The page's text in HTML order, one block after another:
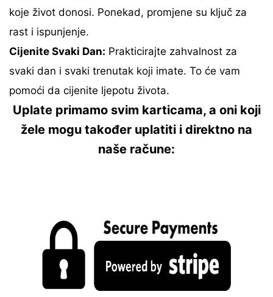
koje život donosi. Ponekad, promjene su ključ za
rast i ispunjenje.
Cijenite Svaki Dan: Prakticirajte zahvalnost za
svaki dan i svaki trenutak koji imate. To će vam
pomoći da cijenite ljepotu života.
Uplate primamo svim karticama, a oni koji
žele mogu također uplatiti i direktno na
naše račune: